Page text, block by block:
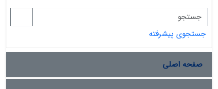
جستجوی پیشرفته
صفحه اصلی